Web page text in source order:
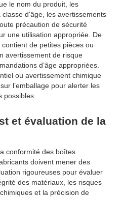
le nom du produit, les
d'âge, les avertissements
précaution de sécurité
une utilisation appropriée. De
de petites pièces ou
avertissement de risque
d’âge appropriées.
ou avertissement chimique
l’emballage pour alerter les
possibles.
et évaluation de la
conformité des boîtes
doivent mener des
rigoureuses pour évaluer
des matériaux, les risques
et la précision de